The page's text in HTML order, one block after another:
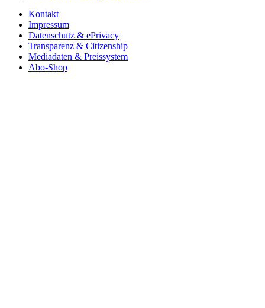
Kontakt
Impressum
Datenschutz & ePrivacy
Transparenz & Citizenship
Mediadaten & Preissystem
Abo-Shop